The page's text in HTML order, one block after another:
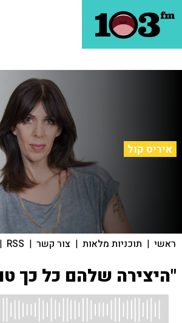
איריס קול
ראשי | תוכניות מלאות | צור קשר |
RSS
|
"היצירה שלהם כל כך